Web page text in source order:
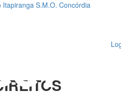
Itapiranga S.M.O. Concórdia